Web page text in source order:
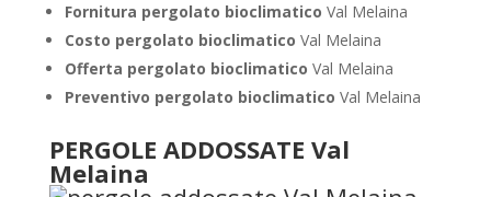
Fornitura pergolato bioclimatico Val Melaina
Costo pergolato bioclimatico Val Melaina
Offerta pergolato bioclimatico Val Melaina
Preventivo pergolato bioclimatico Val Melaina
PERGOLE ADDOSSATE Val
Melaina